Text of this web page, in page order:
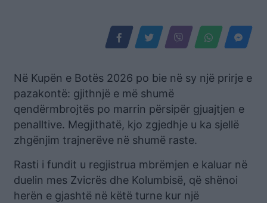
Në Kupën e Botës 2026 po bie në sy një prirje e
pazakontë: gjithnjë e më shumë
qendërmbrojtës po marrin përsipër gjuajtjen e
penalltive. Megjithatë, kjo zgjedhje u ka sjellë
zhgënjim trajnerëve në shumë raste.
Rasti i fundit u regjistrua mbrëmjen e kaluar në
duelin mes Zvicrës dhe Kolumbisë, që shënoi
herën e gjashtë në këtë turne kur një